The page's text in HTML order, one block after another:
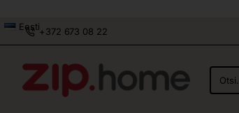
+372 673 08 22
Eesti
Otsi...